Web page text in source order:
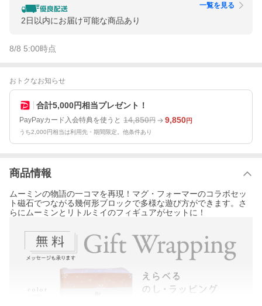
2日以内にお届け可能な商品あり
一覧を見る
8/8 5:00時点
おトクなお知らせ
合計5,000円相当プレゼント！
PayPayカード入会特典を使うと 14,850円 9,850円
うち2,000円相当は利用先・期間限定。他条件あり
商品情報
ムーミンの物語の一コマを再現！マグ・フォーマーのコラボセッ
ト磁石でつながる幾何形ブロックで多様な遊び方ができます。さ
らにムーミンとリトルミイのフィギュアがセットに！